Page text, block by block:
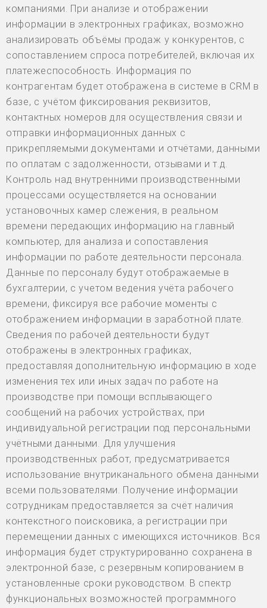
компаниями. При анализе и отображении
информации в электронных графиках, возможно
анализировать объёмы продаж у конкурентов, с
сопоставлением спроса потребителей, включая их
платежеспособность. Информация по
контрагентам будет отображена в системе в CRM в
базе, с учётом фиксирования реквизитов,
контактных номеров для осуществления связи и
отправки информационных данных с
прикрепляемыми документами и отчётами, данными
по оплатам с задолженности, отзывами и т.д.
Контроль над внутренними производственными
процессами осуществляется на основании
установочных камер слежения, в реальном
времени передающих информацию на главный
компьютер, для анализа и сопоставления
информации по работе деятельности персонала.
Данные по персоналу будут отображаемые в
бухгалтерии, с учетом ведения учёта рабочего
времени, фиксируя все рабочие моменты с
отображением информации в заработной плате.
Сведения по рабочей деятельности будут
отображены в электронных графиках,
предоставляя дополнительную информацию в ходе
изменения тех или иных задач по работе на
производстве при помощи всплывающего
сообщений на рабочих устройствах, при
индивидуальной регистрации под персональными
учётными данными. Для улучшения
производственных работ, предусматривается
использование внутриканального обмена данными
всеми пользователями. Получение информации
сотрудникам предоставляется за счёт наличия
контекстного поисковика, а регистрации при
перемещении данных с имеющихся источников. Вся
информация будет структурированно сохранена в
электронной базе, с резервным копированием в
установленные сроки руководством. В спектр
функциональных возможностей программного